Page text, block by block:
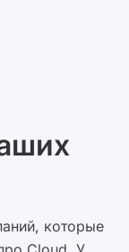
которые